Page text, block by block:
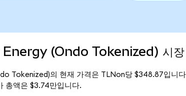
Energy (Ondo Tokenized) 시장
Tokenized)의 현재 가격은 TLNon당 $348.87입니
총액은 $3.74만입니다.